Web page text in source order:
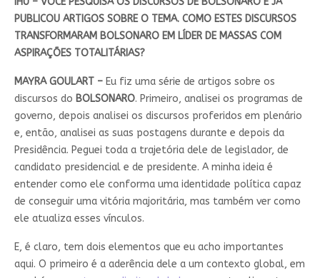
PUBLICOU ARTIGOS SOBRE O TEMA. COMO ESTES DISCURSOS
TRANSFORMARAM BOLSONARO EM LÍDER DE MASSAS COM
ASPIRAÇÕES TOTALITÁRIAS?
MAYRA GOULART –Eu fiz uma série de artigos sobre os
discursos do BOLSONARO. Primeiro, analisei os programas de
governo, depois analisei os discursos proferidos em plenário
e, então, analisei as suas postagens durante e depois da
Presidência. Peguei toda a trajetória dele de legislador, de
candidato presidencial e de presidente. A minha ideia é
entender como ele conforma uma identidade política capaz
de conseguir uma vitória majoritária, mas também ver como
ele atualiza esses vínculos.
E, é claro, tem dois elementos que eu acho importantes
aqui. O primeiro é a aderência dele a um contexto global, em